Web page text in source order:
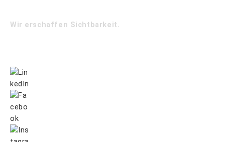
Wir erschaffen Sichtbarkeit.